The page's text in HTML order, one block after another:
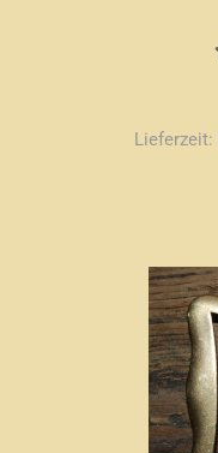
Lieferzeit: